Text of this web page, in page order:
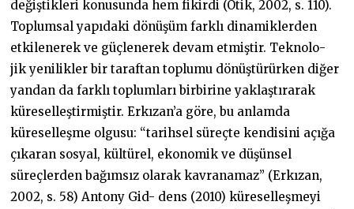
değiştikleri konusunda hem fikirdi (Otik, 2002, s. 110).
Toplumsal yapıdaki dönüşüm farklı dinamiklerden
etkilenerek ve güçlenerek devam etmiştir. Teknolo-
jik yenilikler bir taraftan toplumu dönüştürürken diğer
yandan da farklı toplumları birbirine yaklaştırarak
küreselleştirmiştir. Erkızan’a göre, bu anlamda
küreselleşme olgusu: “tarihsel süreçte kendisini açığa
çıkaran sosyal, kültürel, ekonomik ve düşünsel
süreçlerden bağımsız olarak kavranamaz” (Erkızan,
2002, s. 58) Antony Gid- dens (2010) küreselleşmeyi